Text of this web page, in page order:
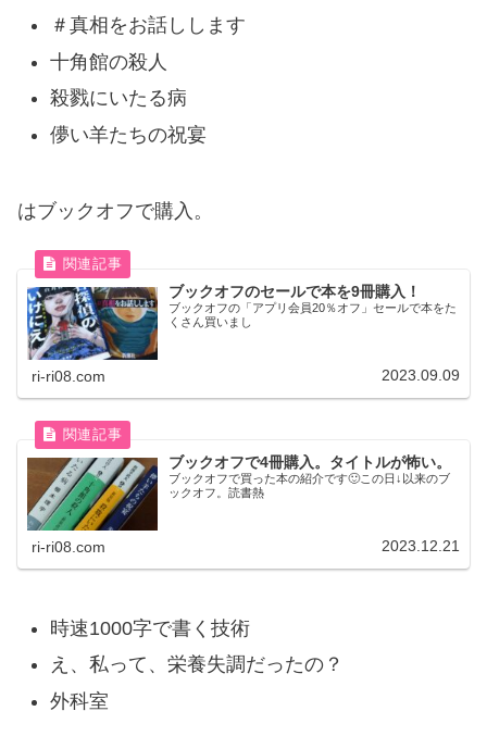
＃真相をお話しします
十角館の殺人
殺戮にいたる病
儚い羊たちの祝宴
はブックオフで購入。
ブックオフのセールで本を9冊購入！
ブックオフの「アプリ会員20％オフ」セールで本をた
くさん買いまし
ri-ri08.com 2023.09.09
ブックオフで4冊購入。タイトルが怖い。
ブックオフで買った本の紹介です🙂この日↓以来のブ
ックオフ。読書熱
ri-ri08.com 2023.12.21
時速1000字で書く技術
え、私って、栄養失調だったの？
外科室